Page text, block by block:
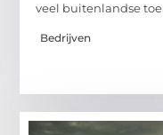
veel buitenlandse
Bedrijven